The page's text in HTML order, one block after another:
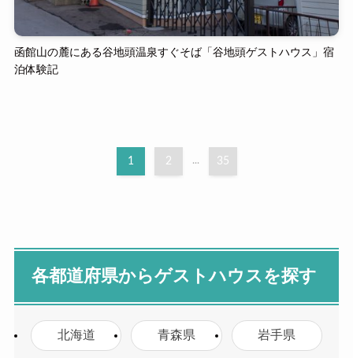
函館山の麓にある谷地頭温泉すぐそば「谷地頭ゲストハウス」宿
泊体験記
1 2 ... 35
各都道府県からゲストハウスを探す
北海道 青森県 岩手県